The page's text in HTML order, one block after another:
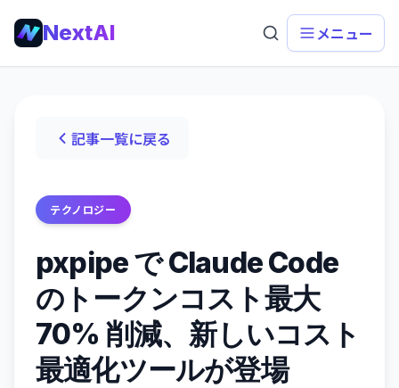
NextAI メニュー
記事一覧に戻る
テクノロジー
pxpipe で Claude Code
のトークンコスト最大
70% 削減、新しいコスト
最適化ツールが登場